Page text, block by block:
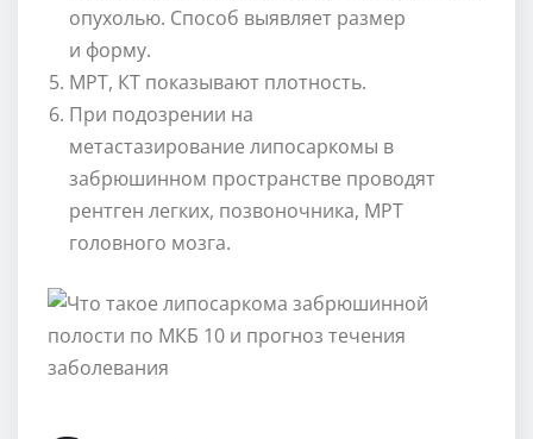
опухолью. Способ выявляет размер
и форму.
МРТ, КТ показывают плотность.
При подозрении на
метастазирование липосаркомы в
забрюшинном пространстве проводят
рентген легких, позвоночника, МРТ
головного мозга.